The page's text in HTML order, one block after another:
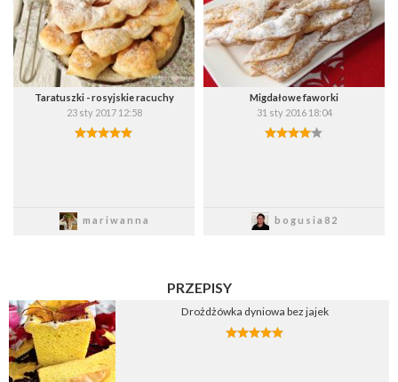
Taratuszki - rosyjskie racuchy
23 sty 2017 12:58
mariwanna
Migdałowe faworki
31 sty 2016 18:04
bogusia82
PRZEPISY
Drożdżówka dyniowa bez jajek